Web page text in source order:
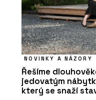
NOVINKY A NÁZORY
Řešíme
jedovatým
který se snaží